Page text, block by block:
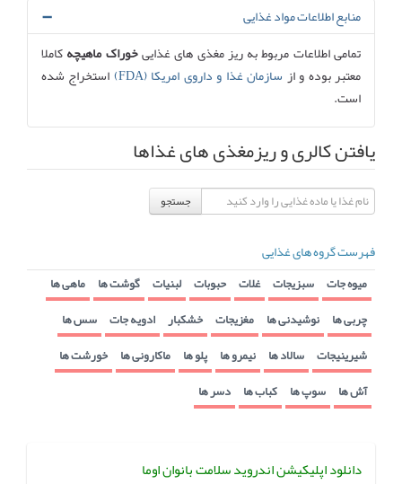
منابع اطلاعات مواد غذایی
تمامی اطلاعات مربوط به ریز مغذی های غذاییخوراک ماهیچهکاملا
معتبر بوده و از سازمان غذا و داروی امریکا (FDA)
استخراج شده
است.
یافتن کالری و ریزمغذی های غذاها
جستجو
فهرست گروه های غذایی
میوه جات سبزیجات غلات حبوبات لبنیات گوشت ها ماهی ها
چربی ها نوشیدنی ها مغزیجات خشکبار ادویه جات سس ها
شیرینیجات سالاد ها نیمرو ها پلو ها ماکارونی ها خورشت ها
آش ها سوپ ها کباب ها دسر ها
دانلود اپلیکیشن اندروید سلامت بانوان اوما